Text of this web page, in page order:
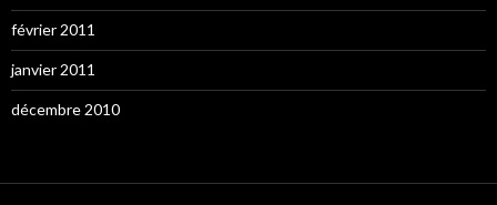
février 2011
janvier 2011
décembre 2010